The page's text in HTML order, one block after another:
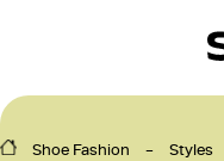
Shoe Fashion Styles